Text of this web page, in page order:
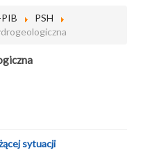
PSH
sytuacji